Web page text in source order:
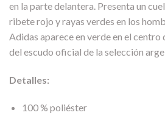
en la parte delantera. Presenta un
ribete rojo y rayas verdes en los
Adidas aparece en verde en el centro
del escudo oficial de la selección
Detalles:
100 % poliéster